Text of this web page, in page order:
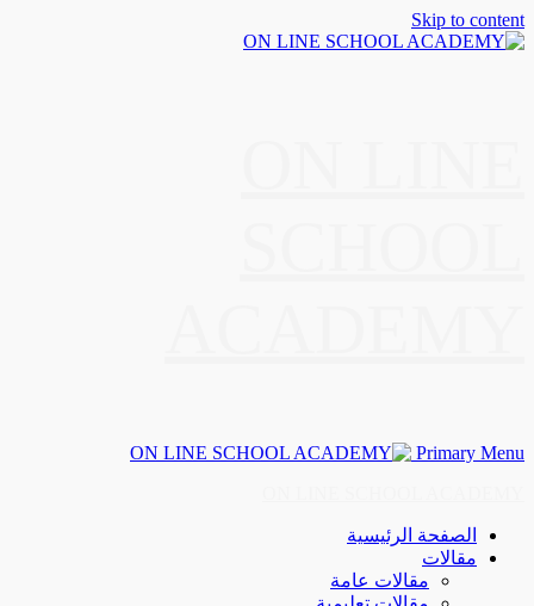
Skip to content
Primary Menu
الصفحة الرئيسية
مقالات
مقالات عامة